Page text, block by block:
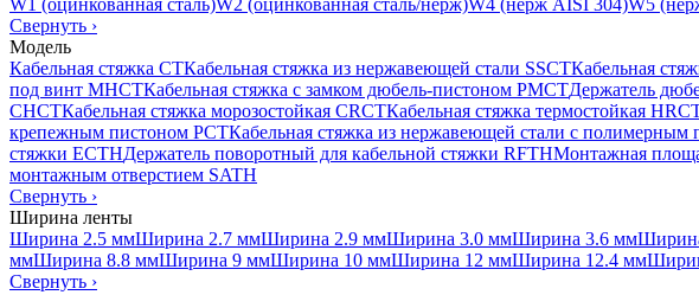
W1 (оцинкованная сталь)W2 (оцинкованная сталь/нерж)W4 (нерж AISI 304)W5
Свернуть ›
Модель
Кабельная стяжка CTКабельная стяжка из нержавеющей стали SSCTКабельная
под винт MHCTКабельная стяжка с замком дюбель-пистоном PMCTДержатель
CHCTКабельная стяжка морозостойкая CRCTКабельная стяжка термостойкая
крепежным пистоном PCTКабельная стяжка из нержавеющей стали с полимерным
стяжки ECTHДержатель поворотный для кабельной стяжки RFTHМонтажная
монтажным отверстием SATH
Свернуть ›
Ширина ленты
Ширина 2.5 ммШирина 2.7 ммШирина 2.9 ммШирина 3.0 ммШирина 3.6 мм
ммШирина 8.8 ммШирина 9 ммШирина 10 ммШирина 12 ммШирина 12.4 мм
Свернуть ›